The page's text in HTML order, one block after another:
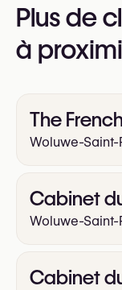
pour plus
Plus de
à
The
Woluwe-Saint-
Cabinet
Woluwe-Saint-
Cabinet